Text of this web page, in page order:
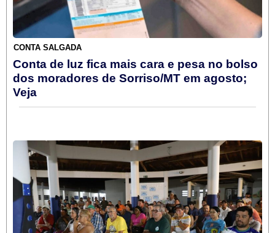
CONTA SALGADA
Conta de luz fica mais cara e pesa no bolso
dos moradores de Sorriso/MT em agosto;
Veja